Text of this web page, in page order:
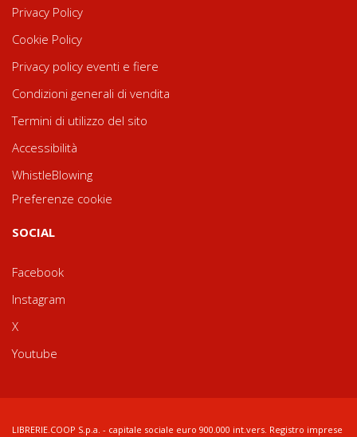
Privacy Policy
Cookie Policy
Privacy policy eventi e fiere
Condizioni generali di vendita
Termini di utilizzo del sito
Accessibilità
WhistleBlowing
Preferenze cookie
SOCIAL
Facebook
Instagram
X
Youtube
LIBRERIE.COOP S.p.a. - capitale sociale euro 900.000 int.vers. Registro imprese